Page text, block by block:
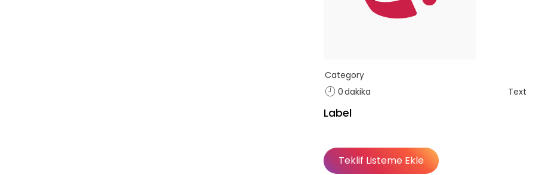
Category
0dakika Text
Label
Teklif Listeme Ekle
Teklif listende 50 adet eğitime